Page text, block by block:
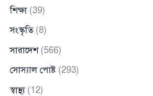
শিক্ষা (39)
সংস্কৃতি(8)
সারাদেশ(566)
সোস্যাল পোষ্ট (293)
স্বাস্থ্য(12)